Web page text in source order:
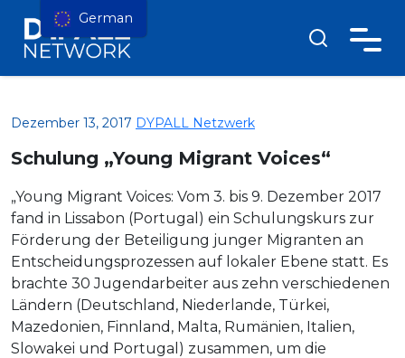
Dezember 13, 2017 DYPALL Netzwerk
Schulung „Young Migrant Voices“
„Young Migrant Voices: Vom 3. bis 9. Dezember 2017
fand in Lissabon (Portugal) ein Schulungskurs zur
Förderung der Beteiligung junger Migranten an
Entscheidungsprozessen auf lokaler Ebene statt. Es
brachte 30 Jugendarbeiter aus zehn verschiedenen
Ländern (Deutschland, Niederlande, Türkei,
Mazedonien, Finnland, Malta, Rumänien, Italien,
Slowakei und Portugal) zusammen, um die
German